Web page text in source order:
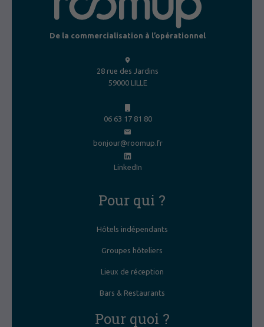
De la commercialisation à l’opérationnel
28 rue des Jardins
59000 LILLE
06 63 17 81 80
bonjour@roomup.fr
LinkedIn
Pour qui ?
Hôtels indépendants
Groupes hôteliers
Lieux de réception
Bars & Restaurants
Pour quoi ?